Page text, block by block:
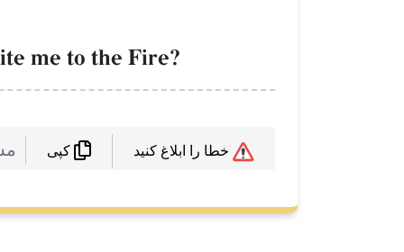
me to the Fire?